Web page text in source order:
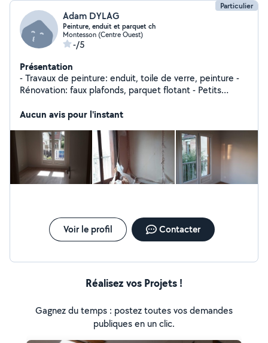
Particulier
Adam DYLAG
Peinture, enduit et parquet ch
Montesson (Centre Ouest)
-/5
Présentation
- Travaux de peinture: enduit, toile de verre, peinture -
Rénovation: faux plafonds, parquet flotant - Petits
Aucun avis pour l'instant
Voir le profil Contacter
Réalisez vos Projets !
Gagnez du temps : postez toutes vos demandes
publiques en un clic.